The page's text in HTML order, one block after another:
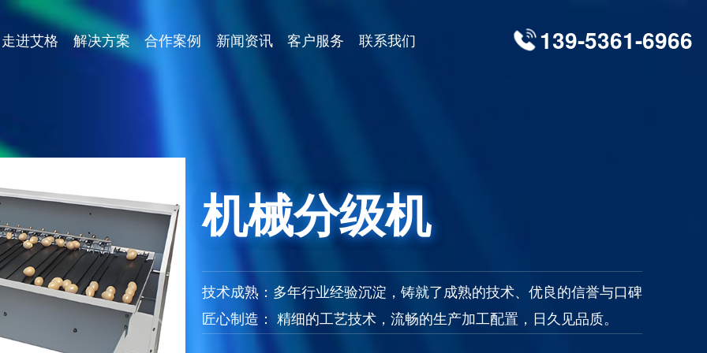
139-5361-6966
走进艾格 解决方案 合作案例 新闻资讯 客户服务 联系我们
机械分级机
技术成熟：多年行业经验沉淀，铸就了成熟的技术、优良的信誉与口碑
匠心制造： 精细的工艺技术，流畅的生产加工配置，日久见品质。